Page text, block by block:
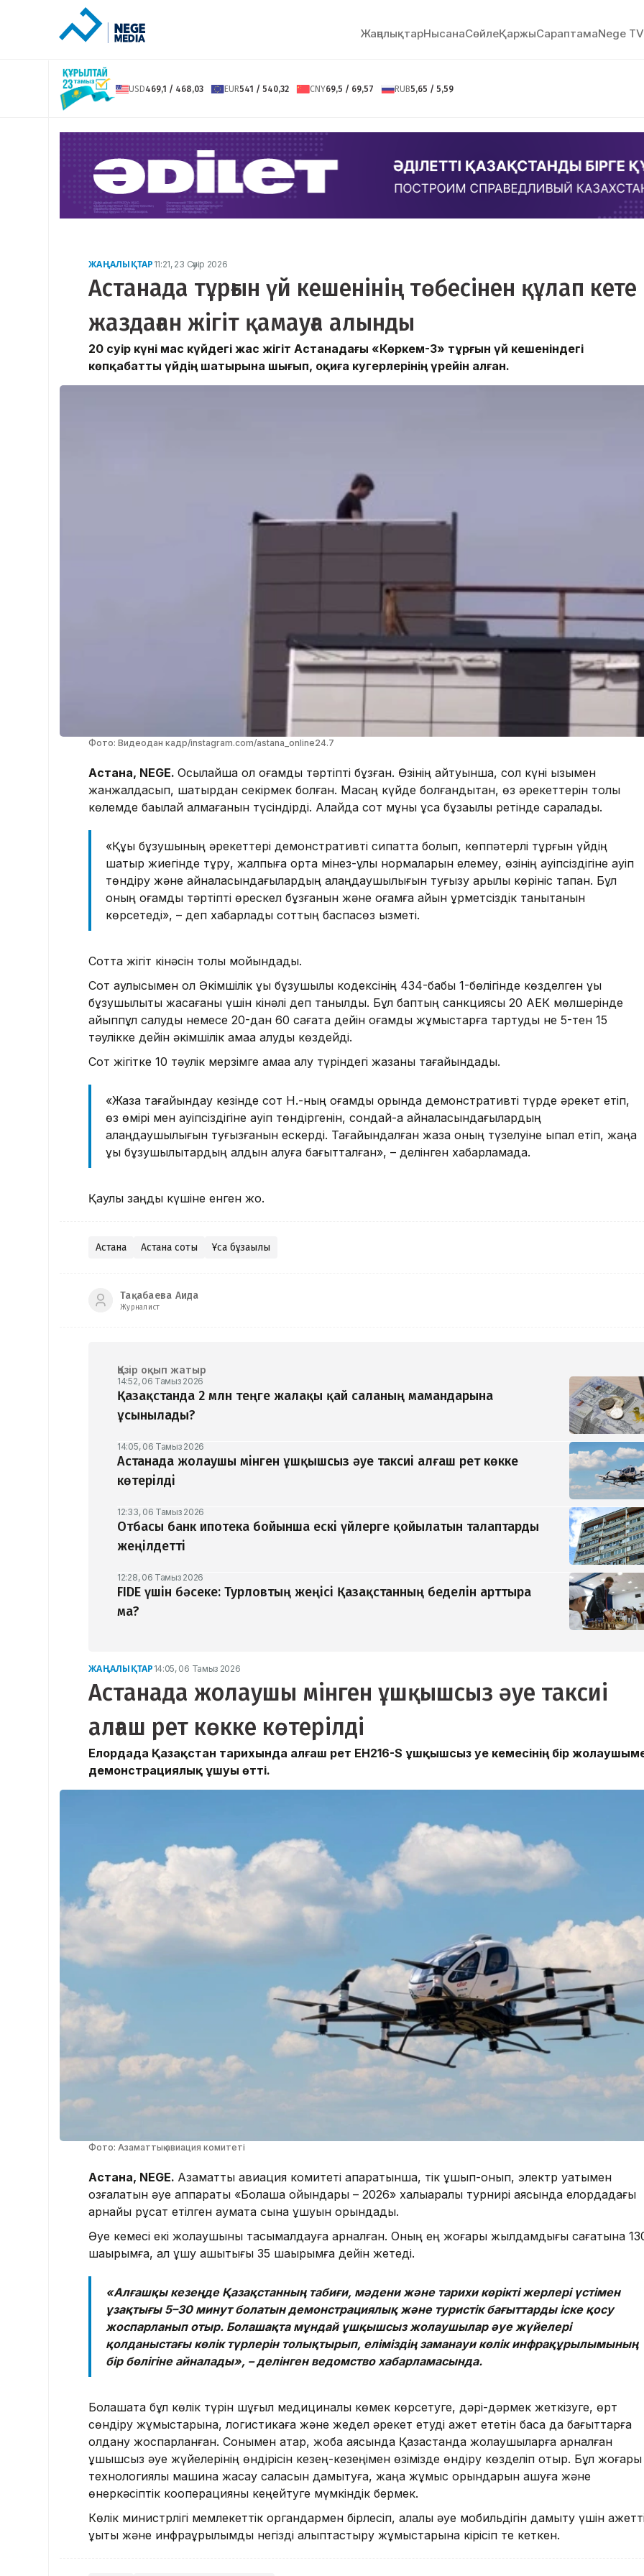
ЖаңалықтарНысанаСөйлeҚаржыСараптамаNege TV
USD469,1 / 468,03 EUR541 / 540,32 CNY69,5 / 69,57 RUB5,65 / 5,59
ЖАҢАЛЫҚТАР 11:21, 23 Сәуір 2026
Астанада тұрғын үй кешенінің төбесінен құлап кете
жаздаған жігіт қамауға алынды
20 сәуір күні мас күйдегі жас жігіт Астанадағы «Көркем-3» тұрғын үй кешеніндегі
көпқабатты үйдің шатырына шығып, оқиға куәгерлерінің үрейін алған.
Фото: Видеодан кадр/instagram.com/astana_online24.7
Астана, NEGE. Осылайша ол қоғамдық тәртіпті бұзған. Өзінің айтуынша, сол күні қызымен
жанжалдасып, шатырдан секірмек болған. Масаң күйде болғандықтан, өз әрекеттерін толық
көлемде бақылай алмағанын түсіндірді. Алайда сот мұны ұсақ бұзақылық ретінде саралады.
«Құқық бұзушының әрекеттері демонстративті сипатта болып, көппәтерлі тұрғын үйдің
шатыр жиегінде тұру, жалпыға ортақ мінез-құлық нормаларын елемеу, өзінің қауіпсіздігіне қауіп
төндіру және айналасындағылардың алаңдаушылығын туғызу арқылы көрініс тапқан. Бұл
оның қоғамдық тәртіпті өрескел бұзғанын және қоғамға айқын құрметсіздік танытқанын
көрсетеді», – деп хабарлады соттың баспасөз қызметі.
Сотта жігіт кінәсін толық мойындады.
Сот қаулысымен ол Әкімшілік құқық бұзушылық кодексінің 434-бабы 1-бөлігінде көзделген құқық
бұзушылықты жасағаны үшін кінәлі деп танылды. Бұл баптың санкциясы 20 АЕК мөлшерінде
айыппұл салуды немесе 20-дан 60 сағатқа дейін қоғамдық жұмыстарға тартуды не 5-тен 15
тәулікке дейін әкімшілік қамаққа алуды көздейді.
Сот жігітке 10 тәулік мерзімге қамаққа алу түріндегі жазаны тағайындады.
«Жаза тағайындау кезінде сот Н.-ның қоғамдық орында демонстративті түрде әрекет етіп,
өз өмірі мен қауіпсіздігіне қауіп төндіргенін, сондай-ақ айналасындағылардың
алаңдаушылығын туғызғанын ескерді. Тағайындалған жаза оның түзелуіне ықпал етіп, жаңа
құқық бұзушылықтардың алдын алуға бағытталған», – делінген хабарламада.
Қаулы заңды күшіне енген жоқ.
Астана Астана соты Ұсақ бұзақылық
Тақабаева Аида
Журналист
Қазір оқып жатыр
14:52, 06 Тамыз 2026
Қазақстанда 2 млн теңге жалақы қай саланың мамандарына
ұсынылады?
14:05, 06 Тамыз 2026
Астанада жолаушы мінген ұшқышсыз әуе таксиі алғаш рет көкке
көтерілді
12:33, 06 Тамыз 2026
Отбасы банк ипотека бойынша ескі үйлерге қойылатын талаптарды
жеңілдетті
12:28, 06 Тамыз 2026
​FIDE үшін бәсеке: Турловтың жеңісі Қазақстанның беделін арттыра
ма?
ЖАҢАЛЫҚТАР 14:05, 06 Тамыз 2026
Астанада жолаушы мінген ұшқышсыз әуе таксиі
алғаш рет көкке көтерілді
Елордада Қазақстан тарихында алғаш рет EH216-S ұшқышсыз әуе кемесінің бір
демонстрациялық ұшуы өтті.
Фото: Азаматтық авиация комитеті
Астана, NEGE. Азаматтық авиация комитеті ақпаратынша, тік ұшып-қонып, электр қуатымен
қозғалатын әуе аппараты «Болашақ ойындары – 2026» халықаралық турнирі аясында елордадағы
арнайы рұқсат етілген аумақта сынақ ұшуын орындады.
Әуе кемесі екі жолаушыны тасымалдауға арналған. Оның ең жоғары жылдамдығы сағатына
шақырымға, ал ұшу қашықтығы 35 шақырымға дейін жетеді.
«Алғашқы кезеңде Қазақстанның табиғи, мәдени және тарихи көрікті жерлері үстімен
ұзақтығы 5–30 минут болатын демонстрациялық және туристік бағыттарды іске қосу
жоспарланып отыр. Болашақта мұндай ұшқышсыз жолаушылар әуе жүйелері
қолданыстағы көлік түрлерін толықтырып, еліміздің заманауи көлік инфрақұрылымының
бір бөлігіне айналады», – делінген ведомство хабарламасында.
Болашақта бұл көлік түрін шұғыл медициналық көмек көрсетуге, дәрі-дәрмек жеткізуге, өрт
сөндіру жұмыстарына, логистикаға және жедел әрекет етуді қажет ететін басқа да бағыттарға
қолдану жоспарланған. Сонымен қатар, жоба аясында Қазақстанда жолаушыларға арналған
ұшқышсыз әуе жүйелерінің өндірісін кезең-кезеңімен өзімізде өндіру көзделіп отыр. Бұл жоғары
технологиялы машина жасау саласын дамытуға, жаңа жұмыс орындарын ашуға және
өнеркәсіптік кооперацияны кеңейтуге мүмкіндік бермек.
Көлік министрлігі мемлекеттік органдармен бірлесіп, қалалық әуе мобильдігін дамыту үшін
құқықтық және инфрақұрылымдық негізді қалыптастыру жұмыстарына кірісіп те кеткен.